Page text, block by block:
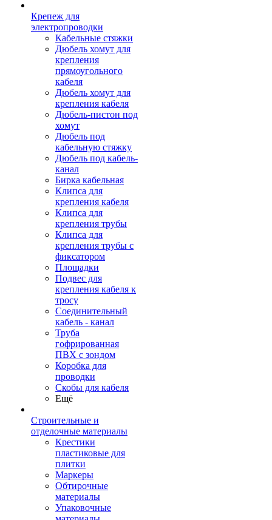
Крепеж для
электропроводки
Кабельные стяжки
Дюбель хомут для
крепления
прямоугольного
кабеля
Дюбель хомут для
крепления кабеля
Дюбель-пистон под
хомут
Дюбель под
кабельную стяжку
Дюбель под кабель-
канал
Бирка кабельная
Клипса для
крепления кабеля
Клипса для
крепления трубы
Клипса для
крепления трубы с
фиксатором
Площадки
Подвес для
крепления кабеля к
тросу
Соединительный
кабель - канал
Труба
гофрированная
ПВХ с зондом
Коробка для
проводки
Скобы для кабеля
Ещё
Строительные и
отделочные материалы
Крестики
пластиковые для
плитки
Маркеры
Обтирочные
материалы
Упаковочные